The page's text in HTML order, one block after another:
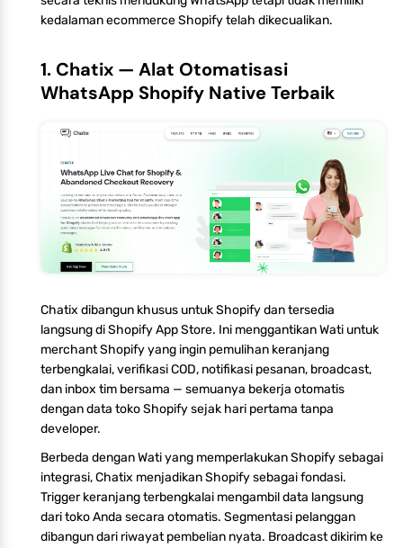
kedalaman ecommerce Shopify telah dikecualikan.
1. Chatix — Alat Otomatisasi
WhatsApp Shopify Native Terbaik
Chatix dibangun khusus untuk Shopify dan tersedia
langsung di Shopify App Store. Ini menggantikan Wati untuk
merchant Shopify yang ingin pemulihan keranjang
terbengkalai, verifikasi COD, notifikasi pesanan, broadcast,
dan inbox tim bersama — semuanya bekerja otomatis
dengan data toko Shopify sejak hari pertama tanpa
developer.
Berbeda dengan Wati yang memperlakukan Shopify sebagai
integrasi, Chatix menjadikan Shopify sebagai fondasi.
Trigger keranjang terbengkalai mengambil data langsung
dari toko Anda secara otomatis. Segmentasi pelanggan
dibangun dari riwayat pembelian nyata. Broadcast dikirim ke